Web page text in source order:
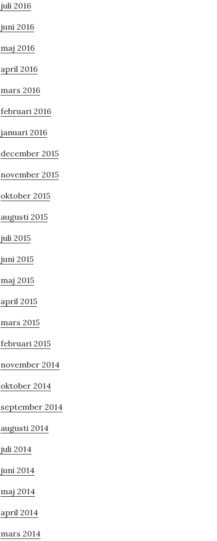
juli 2016
juni 2016
maj 2016
april 2016
mars 2016
februari 2016
januari 2016
december 2015
november 2015
oktober 2015
augusti 2015
juli 2015
juni 2015
maj 2015
april 2015
mars 2015
februari 2015
november 2014
oktober 2014
september 2014
augusti 2014
juli 2014
juni 2014
maj 2014
april 2014
mars 2014